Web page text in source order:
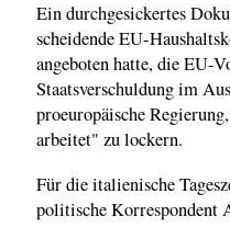
Ein durchgesickertes
scheidende EU-
angeboten hatte, die EU-
Staatsverschuldung im
proeuropäische
arbeitet" zu lockern.
Für die italienische
politische Korrespondent